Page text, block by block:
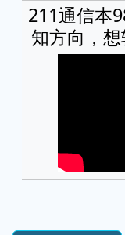
211通信本
知方向，